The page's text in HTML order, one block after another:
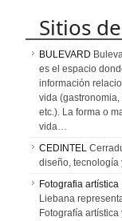
Sitios
BULEVARD
es el espacio
información
vida
etc.). La forma o
vida…
CEDINTEL
diseño, tecnología
Fotografia artística
Liebana
Fotografía